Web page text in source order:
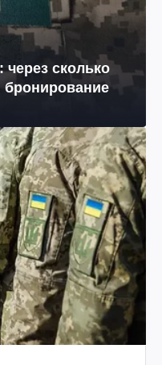
через сколько
бронирование